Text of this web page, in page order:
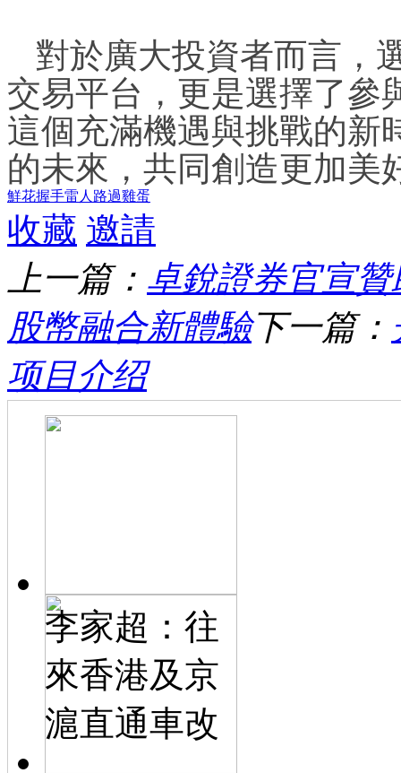
對於廣大投資者而言，
交易平台，更是選擇了參
這個充滿機遇與挑戰的新
的未來，共同創造更加美
鮮花握手雷人 路過雞蛋
收藏 邀請
上一篇： 卓銳證券官宣
股幣融合新體驗下一篇：
项目介绍
李家超：往
來香港及京
滬直通車改